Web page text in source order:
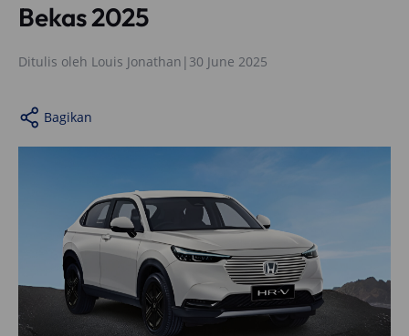
Bekas 2025
Ditulis oleh Louis Jonathan | 30 June 2025
Bagikan